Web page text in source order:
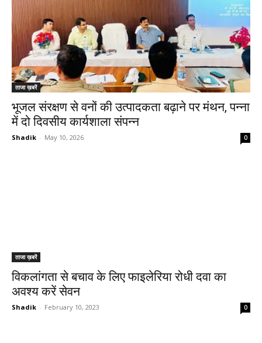
ताजा ख़बरें
भूजल संरक्षण से वनों की उत्पादकता बढ़ाने पर मंथन, पन्ना
में दो दिवसीय कार्यशाला संपन्न
Shadik - May 10, 2026 0
ताजा ख़बरें
विकलांगता से बचाव के लिए फाइलेरिया रोधी दवा का
अवश्य करें सेवन
Shadik - February 10, 2023 0